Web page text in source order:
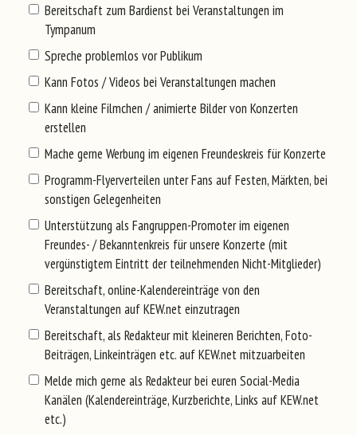
Bereitschaft zum Bardienst bei Veranstaltungen im
Tympanum
Spreche problemlos vor Publikum
Kann Fotos / Videos bei Veranstaltungen machen
Kann kleine Filmchen / animierte Bilder von Konzerten
erstellen
Mache gerne Werbung im eigenen Freundeskreis für Konzerte
Programm-Flyerverteilen unter Fans auf Festen, Märkten, bei
sonstigen Gelegenheiten
Unterstützung als Fangruppen-Promoter im eigenen
Freundes- / Bekanntenkreis für unsere Konzerte (mit
vergünstigtem Eintritt der teilnehmenden Nicht-Mitglieder)
Bereitschaft, online-Kalendereinträge von den
Veranstaltungen auf KEW.net einzutragen
Bereitschaft, als Redakteur mit kleineren Berichten, Foto-
Beiträgen, Linkeinträgen etc. auf KEW.net mitzuarbeiten
Melde mich gerne als Redakteur bei euren Social-Media
Kanälen (Kalendereinträge, Kurzberichte, Links auf KEW.net
etc.)